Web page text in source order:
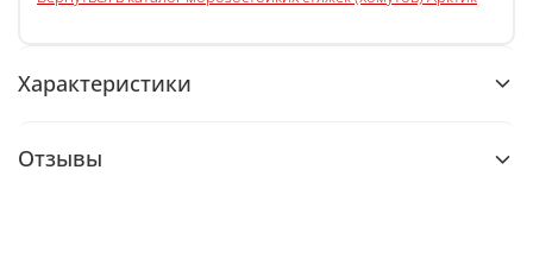
Характеристики
Отзывы